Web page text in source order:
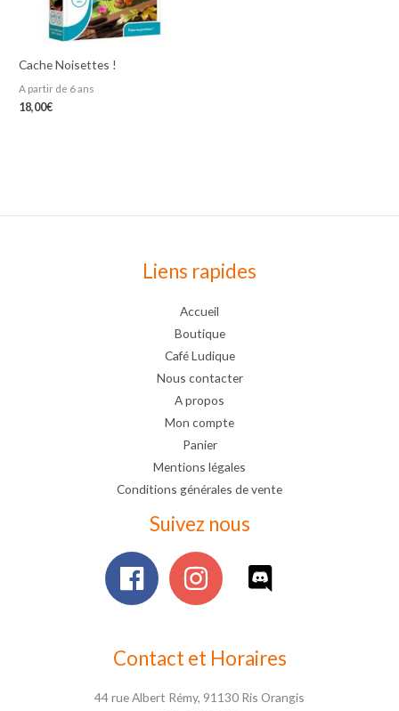
Cache Noisettes !
A partir de 6 ans
18,00€
Liens rapides
Accueil
Boutique
Café Ludique
Nous contacter
A propos
Mon compte
Panier
Mentions légales
Conditions générales de vente
Suivez nous
Contact et Horaires
44 rue Albert Rémy, 91130 Ris Orangis